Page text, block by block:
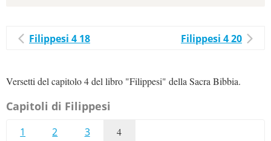
Filippesi 4 18 Filippesi 4 20
Versetti del capitolo 4 del libro "Filippesi" della Sacra Bibbia.
Capitoli di Filippesi
1 2 3 4